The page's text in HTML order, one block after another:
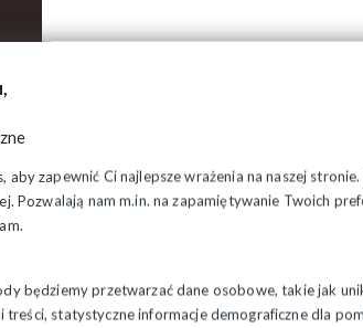
aby zapewnić Ci najlepsze wrażenia na naszej
Pozwalają nam m.in. na zapamiętywanie Twoich
będziemy przetwarzać dane osobowe, takie jak
treści, statystyczne informacje demograficzne dla